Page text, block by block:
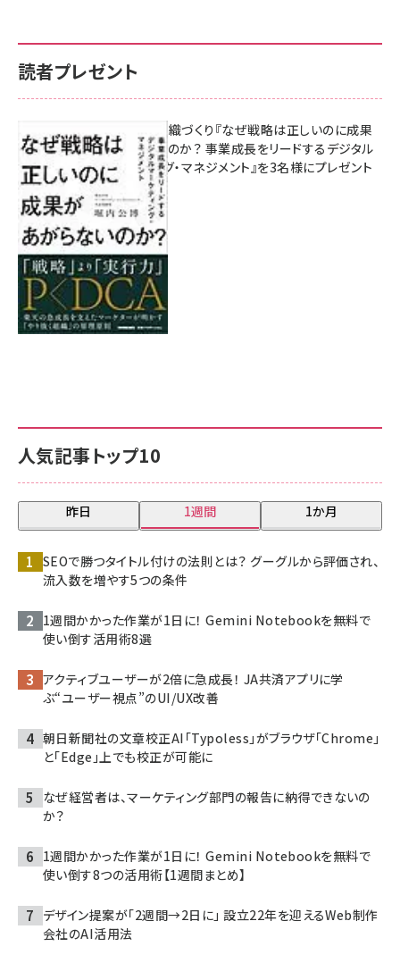
人気記事トップ10
昨日 1週間 1か月
SEOで勝つタイトル付けの法則とは？ グーグルから評価され、
流入数を増やす5つの条件
1週間かかった作業が1日に！ Gemini Notebookを無料で
使い倒す活用術8選
アクティブユーザーが2倍に急成長！ JA共済アプリに学
ぶ“ユーザー視点”のUI/UX改善
朝日新聞社の文章校正AI「Typoless」がブラウザ「Chrome」
と「Edge」上でも校正が可能に
なぜ経営者は、マーケティング部門の報告に納得できないの
か？
1週間かかった作業が1日に！ Gemini Notebookを無料で
使い倒す8つの活用術【1週間まとめ】
デザイン提案が「2週間→2日に」 設立22年を迎えるWeb制作
会社のAI活用法
読者プレゼント
成果を生む組織づくり『なぜ戦略は正しいのに成果
があがらないのか？ 事業成長をリードするデジタル
マーケティング・マネジメント』を3名様にプレゼント
8月7日 10:00